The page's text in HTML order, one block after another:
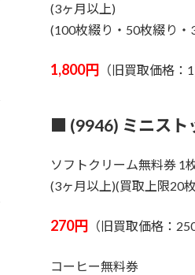
(3ヶ月以上)
(100枚綴り・50枚綴り
1,800円 （旧買取価格：
■ (9946) ミニスト
ソフトクリーム無料券 1
(3ヶ月以上)(買取上限20
270円 （旧買取価格：
コーヒー無料券